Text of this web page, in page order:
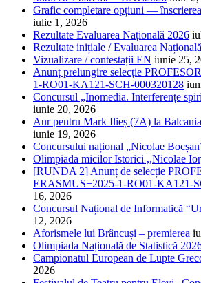
Grafic completare opțiuni —
iulie 1, 2026
Rezultate Evaluarea Națională 2026
Rezultate inițiale / Evaluarea Națională
Vizualizare / contestații EN iunie 25,
Anunț prelungire selecție
1-RO01-KA121-SCH-000320128
Concursul „Inomedia. Interferențe
iunie 20, 2026
Aur pentru Mark Ilieș (7A) la
iunie 19, 2026
Concursului național „Nicolae
Olimpiada micilor Istorici ,,Nicolae
[RUNDA 2] Anunț de selecție
ERASMUS+2025-1-RO01-KA121-
16, 2026
Concursul Național de Informatică
12, 2026
Aforismele lui Brâncuși – premierea
Olimpiada Națională de Statistică
Campionatul European de Lupte
2026